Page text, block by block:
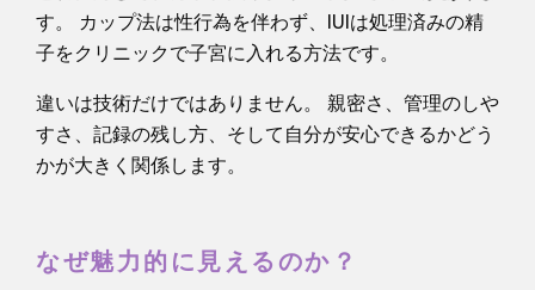
す。 カップ法は性行為を伴わず、IUIは処理済みの精
子をクリニックで子宮に入れる方法です。
違いは技術だけではありません。 親密さ、管理のしや
すさ、記録の残し方、そして自分が安心できるかどう
かが大きく関係します。
なぜ魅力的に見えるのか？